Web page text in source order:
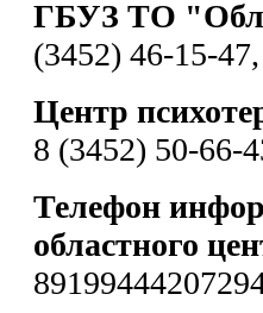
ГБУЗ ТО
(3452) 46-15-
Центр
8 (3452) 50-66-
Телефон
областного